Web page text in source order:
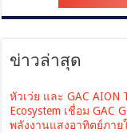
ข่าวล่าสุด
หัวเว่ย และ GAC AION
Ecosystem เชื่อม GAC
พลังงานแสงอาทิตย์ภาย